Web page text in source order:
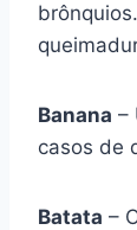
Banana –
casos de
Batata –